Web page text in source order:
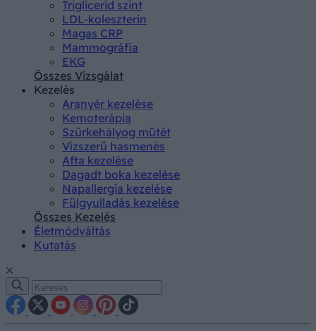
Triglicerid szint
LDL-koleszterin
Magas CRP
Mammográfia
EKG
Összes Vizsgálat
Kezelés
Aranyér kezelése
Kemoterápia
Szürkehályog műtét
Vízszerű hasmenés
Afta kezelése
Dagadt boka kezelése
Napallergia kezelése
Fülgyulladás kezelése
Összes Kezelés
Életmódváltás
Kutatás